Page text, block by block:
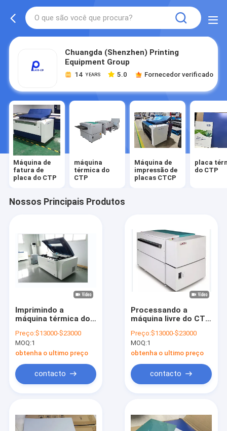
Chuangda (Shenzhen) Printing
Equipment Group
14 YEARS 5.0 Fornecedor verificado
Máquina de
fatura de
placa do CTP
máquina
térmica do
CTP
Máquina de
impressão de
placas CTCP
placa
do CTP
Nossos Principais Produtos
Imprimindo a
máquina térmica do
fatura de placa do
computador
Preço:$13000-$23000
MOQ:1
obtenha o ultimo preço
contacto
Processando a
máquina livre do CTP,
placa térmica do
CTP do computador
Preço:$13000-$23000
MOQ:1
obtenha o ultimo preço
contacto